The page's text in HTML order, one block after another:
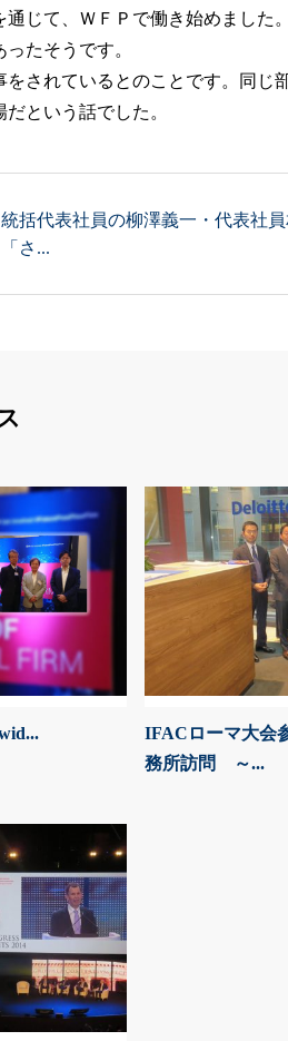
じて、ＷＦＰで働き始めました
たそうです。
されているとのことです。同じ
という話でした。
統括代表社員の柳澤義一・代表社
「さ...
IFACローマ大会
務所訪問 ～...